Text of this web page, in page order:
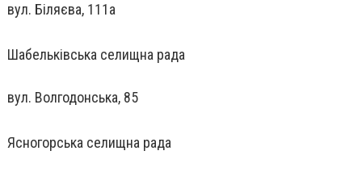
вул. Біляєва, 111а
Шабельківська селищна рада
вул. Волгодонська, 85
Ясногорська селищна рада